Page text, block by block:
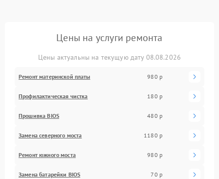
Цены на услуги ремонта
Цены актуальны на текущую дату 08.08.2026
Ремонт материнской платы 980 р
Профилактическая чистка 180 р
Прошивка BIOS 480 р
Замена северного моста 1180 р
Ремонт южного моста 980 р
Замена батарейки BIOS 70 р